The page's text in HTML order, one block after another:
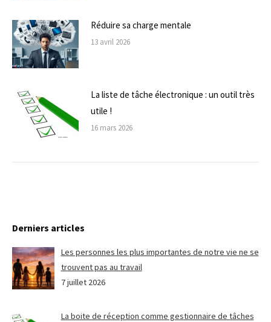
Réduire sa charge mentale
13 avril 2026
La liste de tâche électronique : un outil très
utile !
16 mars 2026
Derniers articles
Les personnes les plus importantes de notre vie ne se
trouvent pas au travail
7 juillet 2026
La boite de réception comme gestionnaire de tâches